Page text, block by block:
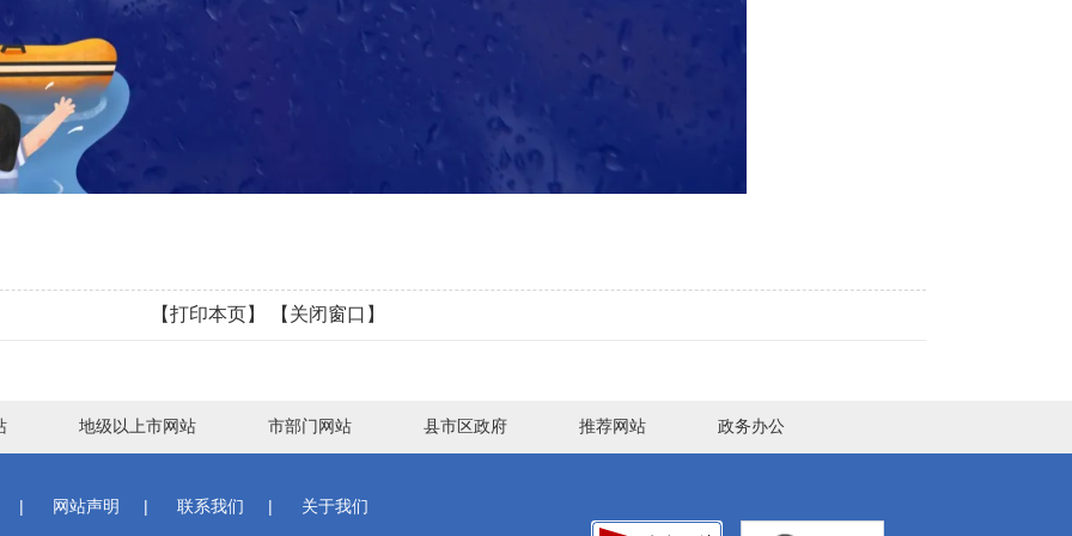
【打印本页】 【关闭窗口】
地级以上市网站 市部门网站 县市区政府 推荐网站 政务办公
| 网站声明 | 联系我们 | 关于我们